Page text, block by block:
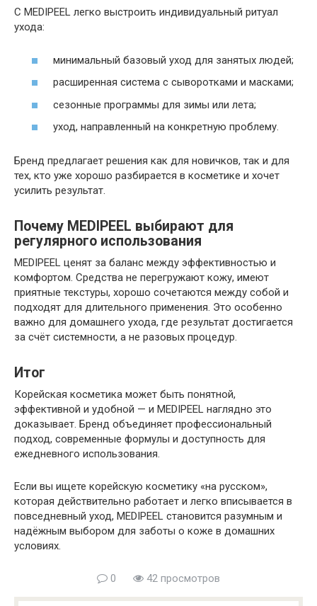
С MEDIPEEL легко выстроить индивидуальный ритуал
ухода:
минимальный базовый уход для занятых людей;
расширенная система с сыворотками и масками;
сезонные программы для зимы или лета;
уход, направленный на конкретную проблему.
Бренд предлагает решения как для новичков, так и для
тех, кто уже хорошо разбирается в косметике и хочет
усилить результат.
Почему MEDIPEEL выбирают для
регулярного использования
MEDIPEEL ценят за баланс между эффективностью и
комфортом. Средства не перегружают кожу, имеют
приятные текстуры, хорошо сочетаются между собой и
подходят для длительного применения. Это особенно
важно для домашнего ухода, где результат достигается
за счёт системности, а не разовых процедур.
Итог
Корейская косметика может быть понятной,
эффективной и удобной — и MEDIPEEL наглядно это
доказывает. Бренд объединяет профессиональный
подход, современные формулы и доступность для
ежедневного использования.
Если вы ищете корейскую косметику «на русском»,
которая действительно работает и легко вписывается в
повседневный уход, MEDIPEEL становится разумным и
надёжным выбором для заботы о коже в домашних
условиях.
0 42 просмотров